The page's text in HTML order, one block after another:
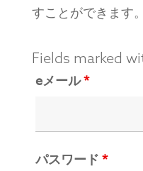
すことができます。
Fields marked
eメール*
パスワード*